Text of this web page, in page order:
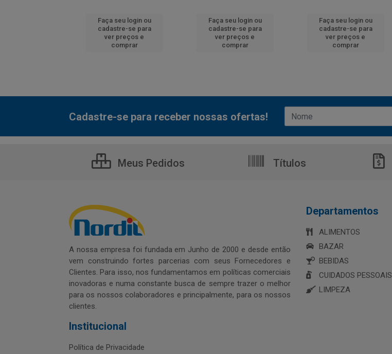
Faça seu login ou
cadastre-se para
ver preços e
comprar
Faça seu login ou
cadastre-se para
ver preços e
comprar
Faça seu login ou
cadastre-se para
ver preços e
comprar
Cadastre-se para receber nossas ofertas!
Meus Pedidos Títulos
A nossa empresa foi fundada em Junho de 2000 e desde então
vem construindo fortes parcerias com seus Fornecedores e
Clientes. Para isso, nos fundamentamos em políticas comerciais
inovadoras e numa constante busca de sempre trazer o melhor
para os nossos colaboradores e principalmente, para os nossos
clientes.
Institucional
Política de Privacidade
Departamentos
ALIMENTOS
BAZAR
BEBIDAS
CUIDADOS PESSOAIS
LIMPEZA